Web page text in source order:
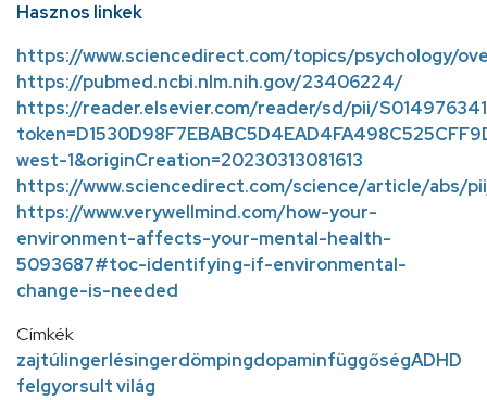
Hasznos linkek
https://www.sciencedirect.com/topics/psychology/
https://pubmed.ncbi.nlm.nih.gov/23406224/
https://reader.elsevier.com/reader/sd/pii/
west-1&originCreation=20230313081613
https://www.sciencedirect.com/science/article/abs/
https://www.verywellmind.com/how-your-
environment-affects-your-mental-health-
5093687#toc-identifying-if-environmental-
change-is-needed
Címkék
zajtúlingerlésingerdömpingdopaminfüggőségADHD
felgyorsult világ